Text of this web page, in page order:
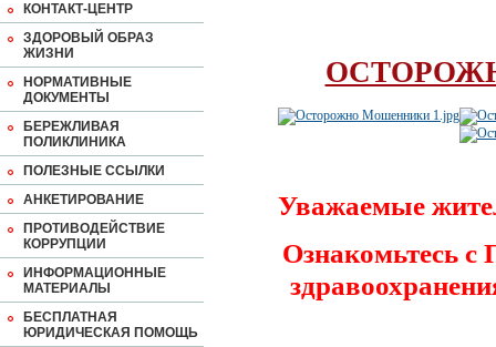
КОНТАКТ-ЦЕНТР
ЗДОРОВЫЙ ОБРАЗ
ЖИЗНИ
НОРМАТИВНЫЕ
ДОКУМЕНТЫ
БЕРЕЖЛИВАЯ
ПОЛИКЛИНИКА
ПОЛЕЗНЫЕ ССЫЛКИ
АНКЕТИРОВАНИЕ
ПРОТИВОДЕЙСТВИЕ
КОРРУПЦИИ
ИНФОРМАЦИОННЫЕ
МАТЕРИАЛЫ
БЕСПЛАТНАЯ
ЮРИДИЧЕСКАЯ ПОМОЩЬ
Уважаемые
Ознакомьтесь